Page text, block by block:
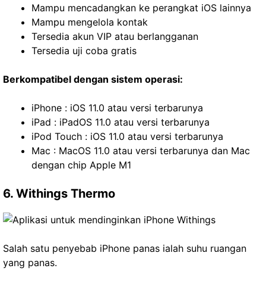
Mampu mencadangkan ke perangkat iOS lainnya
Mampu mengelola kontak
Tersedia akun VIP atau berlangganan
Tersedia uji coba gratis
Berkompatibel dengan sistem operasi:
iPhone : iOS 11.0 atau versi terbarunya
iPad : iPadOS 11.0 atau versi terbarunya
iPod Touch : iOS 11.0 atau versi terbarunya
Mac : MacOS 11.0 atau versi terbarunya dan Mac
dengan chip Apple M1
6. Withings Thermo
Salah satu penyebab iPhone panas ialah suhu ruangan
yang panas.